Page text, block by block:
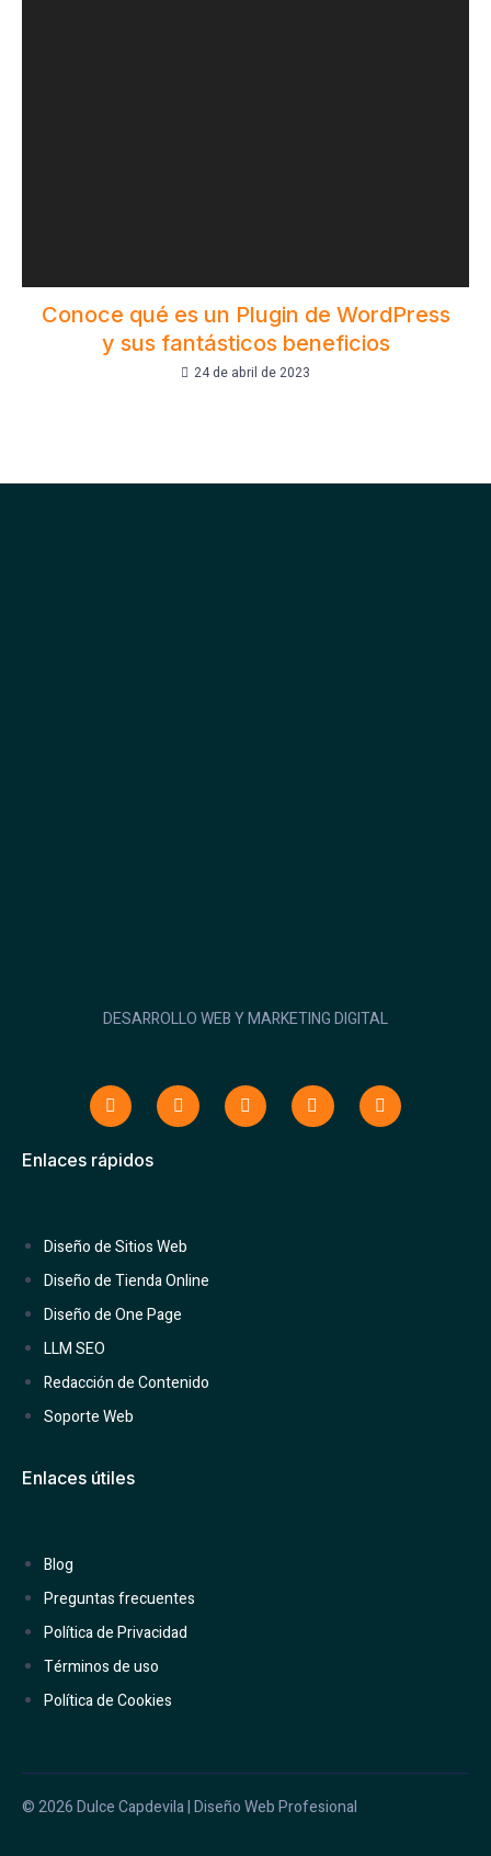
Conoce qué es un Plugin de WordPress
y sus fantásticos beneficios
24 de abril de 2023
DESARROLLO WEB Y MARKETING DIGITAL
Enlaces rápidos
Diseño de Sitios Web
Diseño de Tienda Online
Diseño de One Page
LLM SEO
Redacción de Contenido
Soporte Web
Enlaces útiles
Blog
Preguntas frecuentes
Política de Privacidad
Términos de uso
Política de Cookies
© 2026 Dulce Capdevila | Diseño Web Profesional